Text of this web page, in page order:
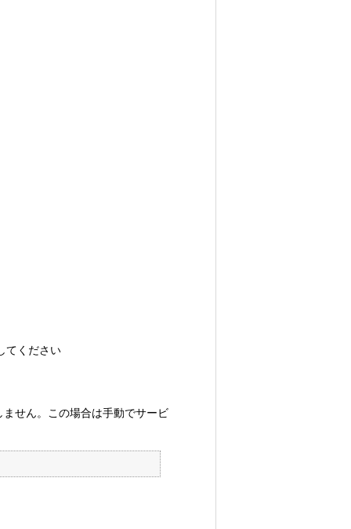
てください
せん。この場合は手動でサービ